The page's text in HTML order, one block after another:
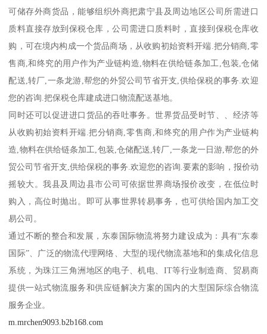
可储存外商货品，能够组织外商把肃宁县及周边地区公司所需进口
质料直接存放到保税仓库，公司需进口质料时，直接到保税仓库收
购，可在境内构成一个货品商场，从收购初始资料开端.把分销商,零
售商,和终究的用户作为产业链构造,物料在供给链条加工,包装,仓储
配送,转厂,一条龙游,帮您的外贸公司节省开支,供给保税的事务.欢迎
您的咨询.把保税仓库建成进口物流配送基地。
同时还可以促进进口货品的吞吐事务。世界货品受时节、、经济等
从收购初始资料开端.把分销商,零售商,和终究的用户作为产业链构
造,物料在供给链条加工,包装,仓储配送,转厂,一条龙一日游,帮您的外
贸公司节省开支,供给保税的事务.欢迎您的咨询.要素的影响，报价动
摇较大。我县及周边县市公司可依据世界商场报价改变，在低位时
购入，高位时抛出。即可从事世界转易事务，也可供给国内加工交
易公司。
通过不断的整合和发展，东泰国际物流将努力建设成为：具有“东泰
国际”、广泛的物流代理网络、大型的现代物流基地和的集成化信息
系统，为珠江三角洲地区的电子、机电、IT等行业制造商、贸易商
提供一站式物流服务和供应链解决方案的国内的大型国际综合物流
服务企业。
m.mrchen9093.b2b168.com